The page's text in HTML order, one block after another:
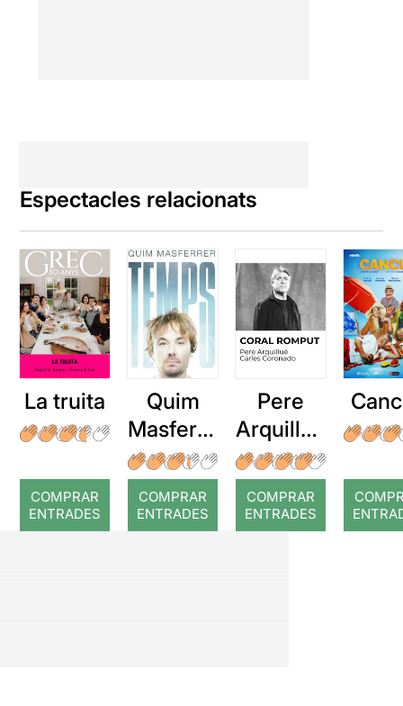
Espectacles relacionats
La truita
COMPRAR
ENTRADES
Quim
Masferre
r: Temps
COMPRAR
ENTRADES
Pere
Arquillué
: Coral
romput
COMPRAR
ENTRADES